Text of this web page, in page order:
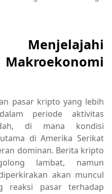
Menjelajahi
pasar kripto yang lebih
periode aktivitas
di mana kondisi
di Amerika Serikat
dominan. Berita kripto
lambat, namun
akan muncul
reaksi pasar terhadap